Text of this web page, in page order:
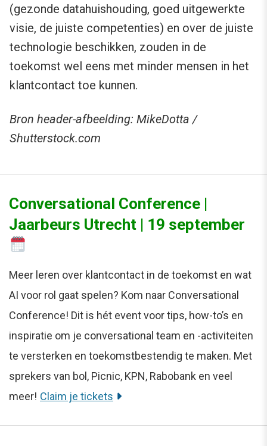
(gezonde datahuishouding, goed uitgewerkte
visie, de juiste competenties) en over de juiste
technologie beschikken, zouden in de
toekomst wel eens met minder mensen in het
klantcontact toe kunnen.
Bron header-afbeelding: MikeDotta /
Shutterstock.com
Conversational Conference |
Jaarbeurs Utrecht | 19 september
Meer leren over klantcontact in de toekomst en wat
AI voor rol gaat spelen? Kom naar Conversational
Conference! Dit is hét event voor tips, how-to’s en
inspiratie om je conversational team en -activiteiten
te versterken en toekomstbestendig te maken. Met
sprekers van bol, Picnic, KPN, Rabobank en veel
meer! Claim je tickets